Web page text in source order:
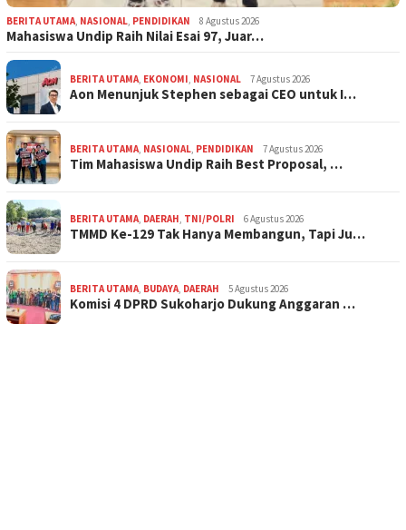
BERITA UTAMA, NASIONAL, PENDIDIKAN 8 Agustus 2026
Mahasiswa Undip Raih Nilai Esai 97, Juar…
BERITA UTAMA, EKONOMI, NASIONAL 7 Agustus 2026
Aon Menunjuk Stephen sebagai CEO untuk I…
BERITA UTAMA, NASIONAL, PENDIDIKAN 7 Agustus 2026
Tim Mahasiswa Undip Raih Best Proposal, …
BERITA UTAMA, DAERAH, TNI/POLRI 6 Agustus 2026
TMMD Ke-129 Tak Hanya Membangun, Tapi Ju…
BERITA UTAMA, BUDAYA, DAERAH 5 Agustus 2026
Komisi 4 DPRD Sukoharjo Dukung Anggaran …